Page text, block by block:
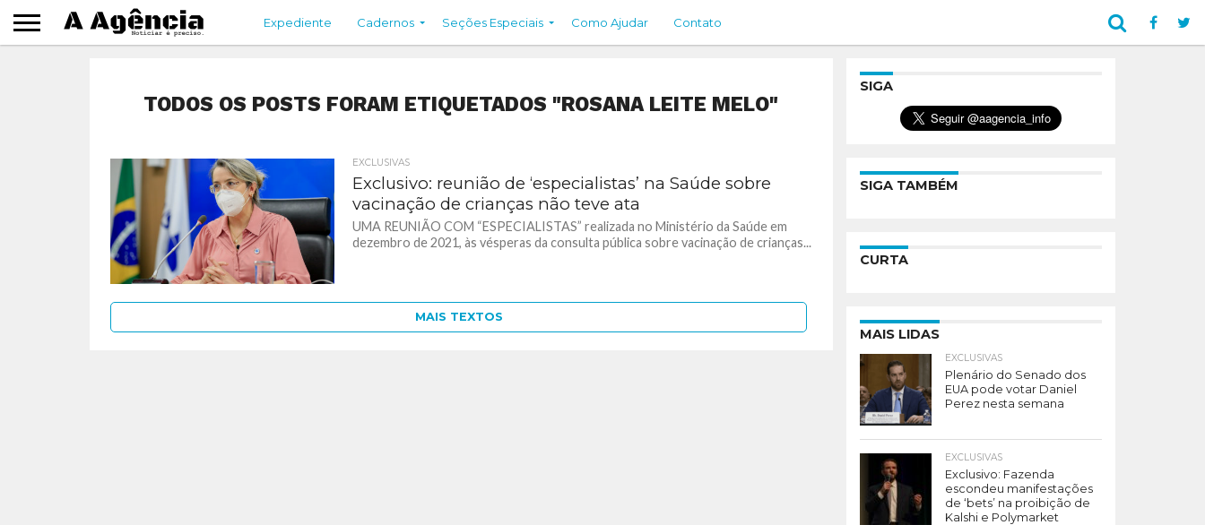
Expediente Cadernos Seções Especiais Como Ajudar Contato
TODOS OS POSTS FORAM ETIQUETADOS "ROSANA LEITE MELO"
EXCLUSIVAS
Exclusivo: reunião de ‘especialistas’ na Saúde sobre
vacinação de crianças não teve ata
UMA REUNIÃO COM “ESPECIALISTAS” realizada no Ministério da Saúde em
dezembro de 2021, às vésperas da consulta pública sobre vacinação de crianças...
MAIS TEXTOS
SIGA
SIGA TAMBÉM
CURTA
MAIS LIDAS
EXCLUSIVAS
Plenário do Senado dos
EUA pode votar Daniel
Perez nesta semana
EXCLUSIVAS
Exclusivo: Fazenda
escondeu manifestações
de ‘bets’ na proibição de
Kalshi e Polymarket